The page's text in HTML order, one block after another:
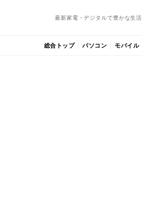
最新家電・デジタルで豊かな生活
総合トップ パソコン モバイル